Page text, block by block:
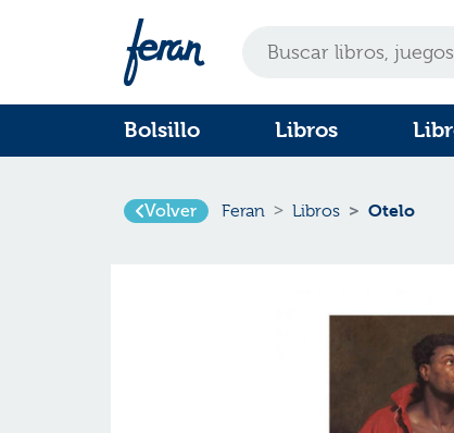
Bolsillo Libros
Volver Feran Libros Otelo